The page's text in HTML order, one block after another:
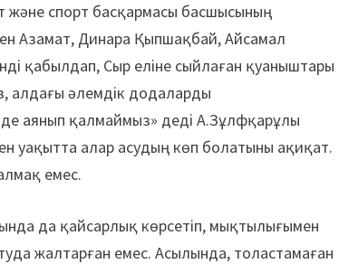
және спорт басқармасы басшысының
Азамат, Динара Қыпшақбай, Айсамал
қабылдап, Сыр еліне сыйлаған қуаныштары
алдағы әлемдік додаларды
аянып қалмаймыз» деді А.Зұлфқарұлы
уақытта алар асудың көп болатыны ақиқат.
емес.
да қайсарлық көрсетіп, мықтылығымен
жалтарған емес. Асылында, толастамаған